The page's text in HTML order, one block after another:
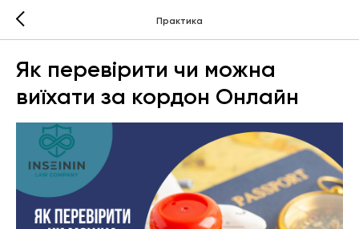
Практика
Як перевірити чи можна
виїхати за кордон Онлайн